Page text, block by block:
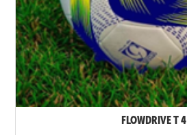
FLOWDRIVE T 4